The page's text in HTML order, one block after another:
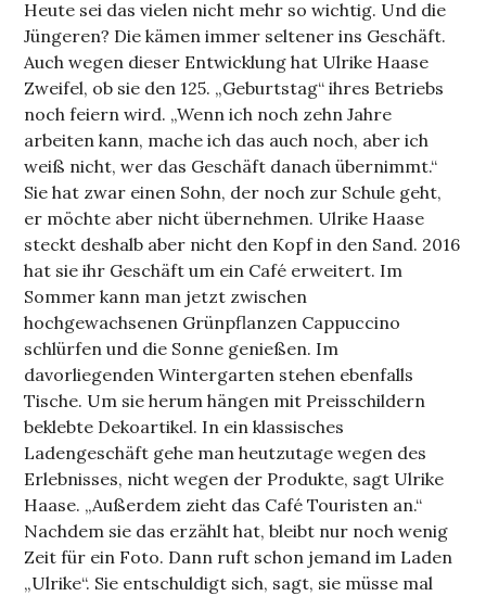
Heute sei das vielen nicht mehr so wichtig. Und die
Jüngeren? Die kämen immer seltener ins Geschäft.
Auch wegen dieser Entwicklung hat Ulrike Haase
Zweifel, ob sie den 125. „Geburtstag“ ihres Betriebs
noch feiern wird. „Wenn ich noch zehn Jahre
arbeiten kann, mache ich das auch noch, aber ich
weiß nicht, wer das Geschäft danach übernimmt.“
Sie hat zwar einen Sohn, der noch zur Schule geht,
er möchte aber nicht übernehmen. Ulrike Haase
steckt deshalb aber nicht den Kopf in den Sand. 2016
hat sie ihr Geschäft um ein Café erweitert. Im
Sommer kann man jetzt zwischen
hochgewachsenen Grünpflanzen Cappuccino
schlürfen und die Sonne genießen. Im
davorliegenden Wintergarten stehen ebenfalls
Tische. Um sie herum hängen mit Preisschildern
beklebte Dekoartikel. In ein klassisches
Ladengeschäft gehe man heutzutage wegen des
Erlebnisses, nicht wegen der Produkte, sagt Ulrike
Haase. „Außerdem zieht das Café Touristen an.“
Nachdem sie das erzählt hat, bleibt nur noch wenig
Zeit für ein Foto. Dann ruft schon jemand im Laden
„Ulrike“. Sie entschuldigt sich, sagt, sie müsse mal